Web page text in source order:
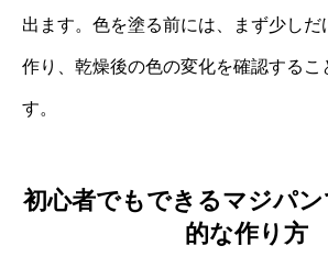
出ます。色を塗る前には、まず少しだ
作り、乾燥後の色の変化を確認するこ
す。
初心者でもできるマジパ
的な作り方